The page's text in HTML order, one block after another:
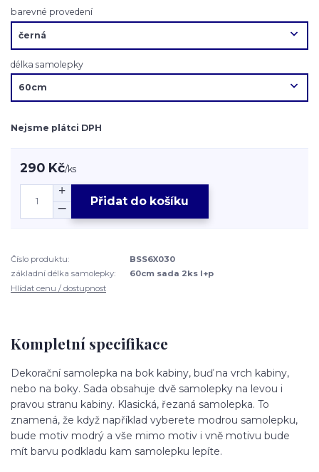
barevné provedení
délka samolepky
Nejsme plátci DPH
290 Kč/ks
Přidat do košíku
Číslo produktu:
BSS6X030
základní délka samolepky:
60cm sada 2ks l+p
Hlídat cenu / dostupnost
Kompletní specifikace
Dekorační samolepka na bok kabiny, buď na vrch kabiny,
nebo na boky. Sada obsahuje dvě samolepky na levou i
pravou stranu kabiny. Klasická, řezaná samolepka. To
znamená, že když například vyberete modrou samolepku,
bude motiv modrý a vše mimo motiv i vně motivu bude
mít barvu podkladu kam samolepku lepíte.